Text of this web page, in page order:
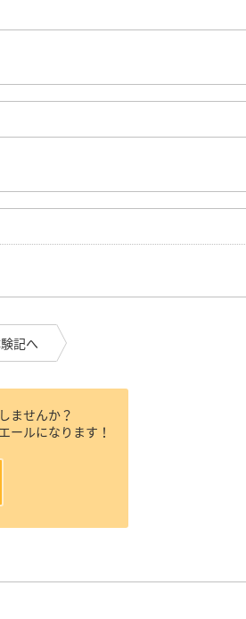
記へ
ませんか？
ールになります！